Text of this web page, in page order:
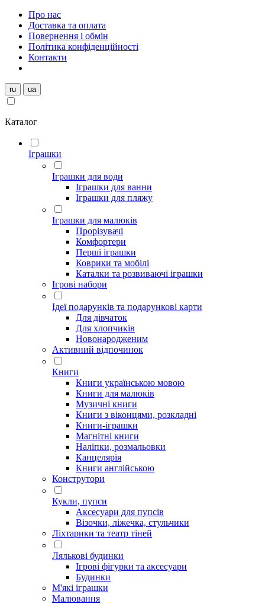
Про нас
Доставка та оплата
Повернення і обмін
Політика конфіденційності
Контакти
ru ua
Каталог
Іграшки
Іграшки для води
Іграшки для ванни
Іграшки для пляжу
Іграшки для малюків
Прорізувачі
Комфортери
Перші іграшки
Коврики та мобілі
Каталки та розвиваючі іграшки
Ігрові набори
Ідеї ​​подарунків та подарункові карти
Для дівчаток
Для хлопчиків
Новонародженим
Активний відпочинок
Книги
Книги українською мовою
Книги для малюків
Музичні книги
Книги з віконцями, розкладні
Книги-іграшки
Магнітні книги
Наліпки, розмальовки
Канцелярія
Книги англійською
Конструтори
Кукли, пупси
Аксесуари для пупсів
Візочки, ліжечка, стульчики
Ліхтарики та театр тіней
Лялькові будинки
Ігрові фігурки та аксесуари
Будинки
М'які іграшки
Малювання